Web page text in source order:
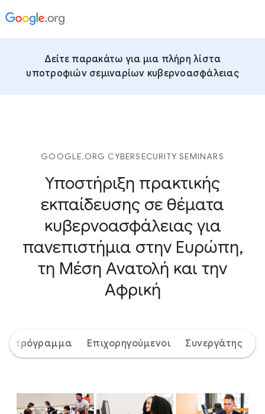
Δείτε παρακάτω για μια πλήρη λίστα
υποτροφιών σεμιναρίων κυβερνοασφάλειας
GOOGLE.ORG CYBERSECURITY SEMINARS
Υποστήριξη πρακτικής
εκπαίδευσης σε θέματα
κυβερνοασφάλειας για
πανεπιστήμια στην Ευρώπη,
τη Μέση Ανατολή και την
Αφρική
πρόγραμμα Επιχορηγούμενοι Συνεργάτης